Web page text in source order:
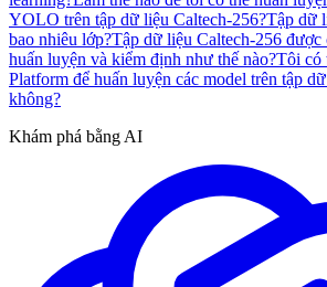
YOLO trên tập dữ liệu Caltech-256?Tập dữ
bao nhiêu lớp?Tập dữ liệu Caltech-256 được
huấn luyện và kiểm định như thế nào?Tôi có
Platform để huấn luyện các model trên tập
không?
Khám phá bằng AI